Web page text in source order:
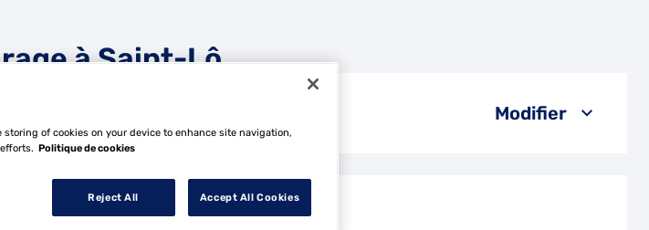
à Saint-Lô
Modifier
à Saint-Lô
storing of cookies on your device to enhance site navigation,
Politique de cookies
Reject All Accept All Cookies